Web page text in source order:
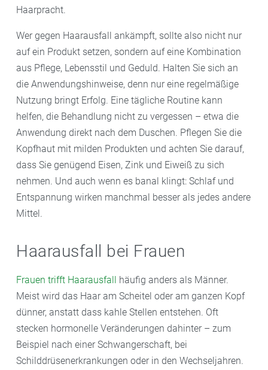
Haarpracht.
Wer gegen Haarausfall ankämpft, sollte also nicht nur
auf ein Produkt setzen, sondern auf eine Kombination
aus Pflege, Lebensstil und Geduld. Halten Sie sich an
die Anwendungshinweise, denn nur eine regelmäßige
Nutzung bringt Erfolg. Eine tägliche Routine kann
helfen, die Behandlung nicht zu vergessen – etwa die
Anwendung direkt nach dem Duschen. Pflegen Sie die
Kopfhaut mit milden Produkten und achten Sie darauf,
dass Sie genügend Eisen, Zink und Eiweiß zu sich
nehmen. Und auch wenn es banal klingt: Schlaf und
Entspannung wirken manchmal besser als jedes andere
Mittel.
Haarausfall bei Frauen
Frauen trifft Haarausfall häufig anders als Männer.
Meist wird das Haar am Scheitel oder am ganzen Kopf
dünner, anstatt dass kahle Stellen entstehen. Oft
stecken hormonelle Veränderungen dahinter – zum
Beispiel nach einer Schwangerschaft, bei
Schilddrüsenerkrankungen oder in den Wechseljahren.